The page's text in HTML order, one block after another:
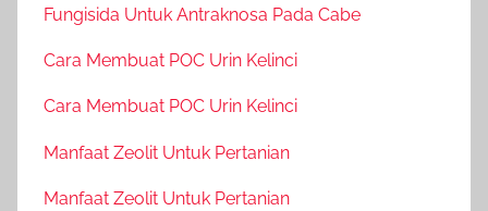
Fungisida Untuk Antraknosa Pada Cabe
Cara Membuat POC Urin Kelinci
Cara Membuat POC Urin Kelinci
Manfaat Zeolit Untuk Pertanian
Manfaat Zeolit Untuk Pertanian